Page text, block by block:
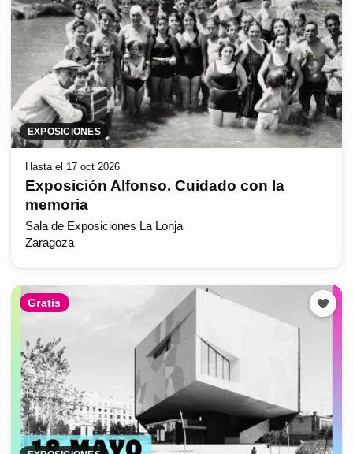
EXPOSICIONES
Hasta el 17 oct 2026
Exposición Alfonso. Cuidado con la
memoria
Sala de Exposiciones La Lonja
Zaragoza
Gratis